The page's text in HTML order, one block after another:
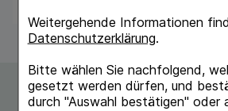
Weitergehende Informationen
Datenschutzerklärung.
Bitte wählen Sie nachfolgend,
gesetzt werden dürfen, und
durch "Auswahl bestätigen" oder